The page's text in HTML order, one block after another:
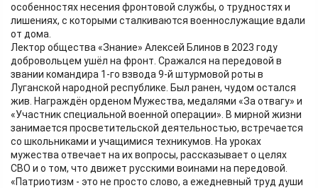
особенностях несения фронтовой службы, о трудностях и
лишениях, с которыми сталкиваются военнослужащие вдали
от дома.
Лектор общества «Знание» Алексей Блинов в 2023 году
добровольцем ушёл на фронт. Сражался на передовой в
звании командира 1-го взвода 9-й штурмовой роты в
Луганской народной республике. Был ранен, чудом остался
жив. Награждён орденом Мужества, медалями «За отвагу» и
«Участник специальной военной операции». В мирной жизни
занимается просветительской деятельностью, встречается
со школьниками и учащимися техникумов. На уроках
мужества отвечает на их вопросы, рассказывает о целях
СВО и о том, что движет русскими воинами на передовой.
«Патриотизм - это не просто слово, а ежедневный труд души